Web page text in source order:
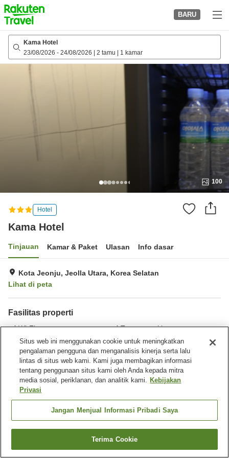
to
top
page
BARU
Kama Hotel
23/08/2026 - 24/08/2026 2 tamu 1 kamar
100
Hotel
Kama Hotel
Tinjauan Kamar & Paket Ulasan Info dasar
Kota Jeonju, Jeolla Utara, Korea Selatan
Lihat di peta
Fasilitas properti
Wi-Fi
Tempat parkir
Restoran
Benar-benar bebas rokok
Beranda Korea Selatan Jeolla Utara
Kota Jeonju
Kama Hotel
Cari kamar
Situs web ini menggunakan cookie untuk meningkatkan
pengalaman pengguna dan menganalisis kinerja serta lalu
lintas di situs web kami. Kami juga membagikan informasi
tentang penggunaan situs kami oleh Anda kepada mitra
media sosial, periklanan, dan analitik kami. Kebijakan
Privasi
Jangan Menjual Informasi Pribadi Saya
Terima Cookie